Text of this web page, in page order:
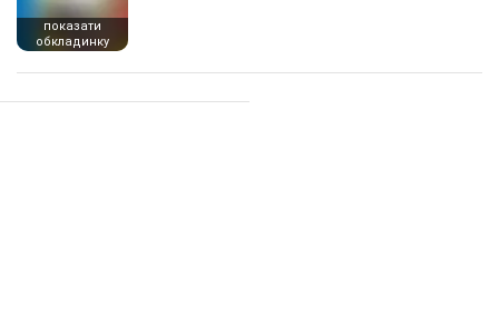
показати
обкладинку